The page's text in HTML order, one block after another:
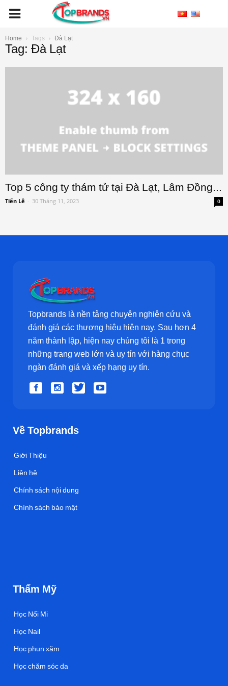
Home Tags Đà Lạt
Tag: Đà Lạt
Top 5 công ty thám tử tại Đà Lạt, Lâm Đồng...
Tiến Lê - 30 Tháng 11, 2023 0
Topbrands là nền tảng chuyên nghiên cứu và
đánh giá các thương hiệu hiện nay. Sau hơn 4
năm thành lập, hiện nay chúng tôi là 1 trong
những trang web lớn và uy tín với hàng chục
ngàn đánh giá và xếp hạng uy tín.
Về Topbrands
Giới Thiệu
Liên hệ
Chính sách nội dung
Chính sách bảo mật
Thẩm Mỹ
Học Nối Mi
Học Nail
Học phun xăm
Học chăm sóc da